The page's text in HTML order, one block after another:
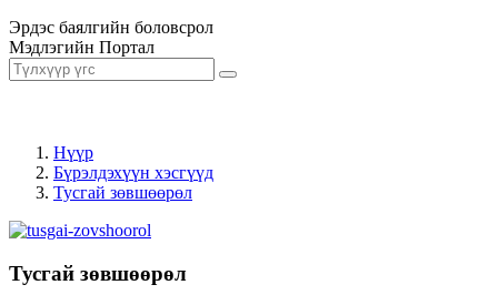
Эрдэс баялгийн боловсрол
Мэдлэгийн Портал
Нүүр
Бүрэлдэхүүн хэсгүүд
Тусгай зөвшөөрөл
Тусгай зөвшөөрөл